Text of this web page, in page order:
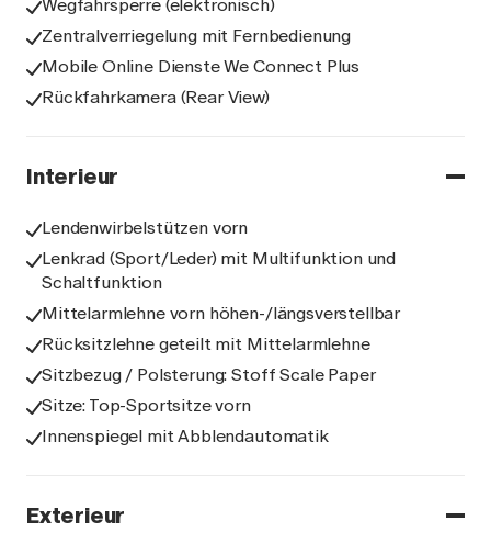
Wegfahrsperre (elektronisch)
Zentralverriegelung mit Fernbedienung
Mobile Online Dienste We Connect Plus
Rückfahrkamera (Rear View)
Interieur
Lendenwirbelstützen vorn
Lenkrad (Sport/Leder) mit Multifunktion und
Schaltfunktion
Mittelarmlehne vorn höhen-/längsverstellbar
Rücksitzlehne geteilt mit Mittelarmlehne
Sitzbezug / Polsterung: Stoff Scale Paper
Sitze: Top-Sportsitze vorn
Innenspiegel mit Abblendautomatik
Exterieur